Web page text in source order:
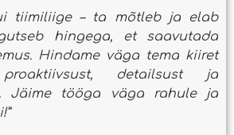
tiimiliige – ta mõtleb ja elab
hingega, et saavutada
Hindame väga tema kiiret
proaktiivsust, detailsust ja
Jäime tööga väga rahule ja